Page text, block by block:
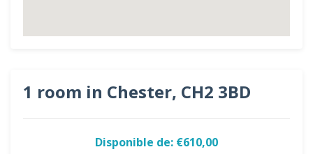
1 room in Chester, CH2 3BD
Disponible de: €610,00